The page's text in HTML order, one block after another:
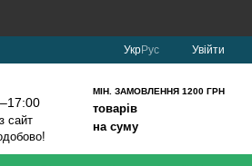
УкрРус Увійти
сайт
МІН. ЗАМОВЛЕННЯ 1200 ГРН
товарів
на суму